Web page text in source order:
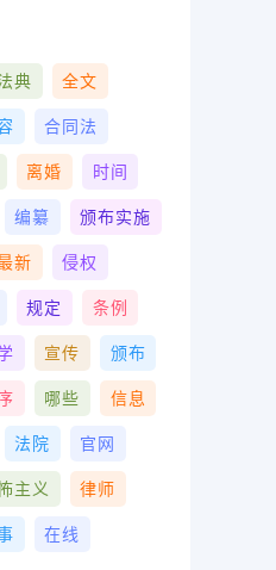
典 全文
合同法
离婚 时间
编纂 颁布实施
新 侵权
规定 条例
宣传 颁布
哪些 信息
法院 官网
主义 律师
在线